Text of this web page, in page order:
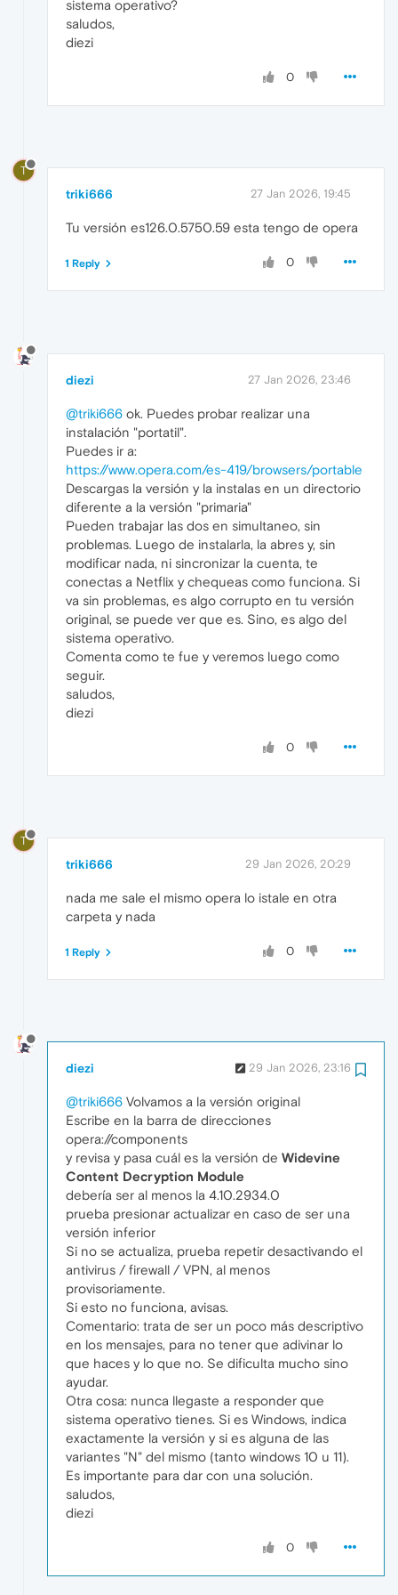
sistema operativo?
saludos,
diezi
0
T
triki666 27 Jan 2026, 19:45
Tu versión es126.0.5750.59 esta tengo de opera
0
1 Reply
diezi 27 Jan 2026, 23:46
@triki666 ok. Puedes probar realizar una
instalación "portatil".
Puedes ir a:
https://www.opera.com/es-419/browsers/portable
Descargas la versión y la instalas en un directorio
diferente a la versión "primaria"
Pueden trabajar las dos en simultaneo, sin
problemas. Luego de instalarla, la abres y, sin
modificar nada, ni sincronizar la cuenta, te
conectas a Netflix y chequeas como funciona. Si
va sin problemas, es algo corrupto en tu versión
original, se puede ver que es. Sino, es algo del
sistema operativo.
Comenta como te fue y veremos luego como
seguir.
saludos,
diezi
0
T
triki666 29 Jan 2026, 20:29
nada me sale el mismo opera lo istale en otra
carpeta y nada
0
1 Reply
diezi 29 Jan 2026, 23:16
@triki666 Volvamos a la versión original
Escribe en la barra de direcciones
opera://components
y revisa y pasa cuál es la versión de Widevine
Content Decryption Module
debería ser al menos la 4.10.2934.0
prueba presionar actualizar en caso de ser una
versión inferior
Si no se actualiza, prueba repetir desactivando el
antivirus / firewall / VPN, al menos
provisoriamente.
Si esto no funciona, avisas.
Comentario: trata de ser un poco más descriptivo
en los mensajes, para no tener que adivinar lo
que haces y lo que no. Se dificulta mucho sino
ayudar.
Otra cosa: nunca llegaste a responder que
sistema operativo tienes. Si es Windows, indica
exactamente la versión y si es alguna de las
variantes "N" del mismo (tanto windows 10 u 11).
Es importante para dar con una solución.
saludos,
diezi
0